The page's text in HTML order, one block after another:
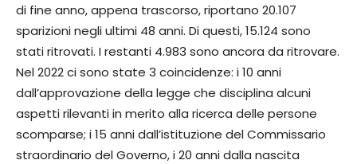
di fine anno, appena trascorso, riportano 20.107
sparizioni negli ultimi 48 anni. Di questi, 15.124 sono
stati ritrovati. I restanti 4.983 sono ancora da ritrovare.
Nel 2022 ci sono state 3 coincidenze: i 10 anni
dall’approvazione della legge che disciplina alcuni
aspetti rilevanti in merito alla ricerca delle persone
scomparse; i 15 anni dall’istituzione del Commissario
straordinario del Governo, i 20 anni dalla nascita